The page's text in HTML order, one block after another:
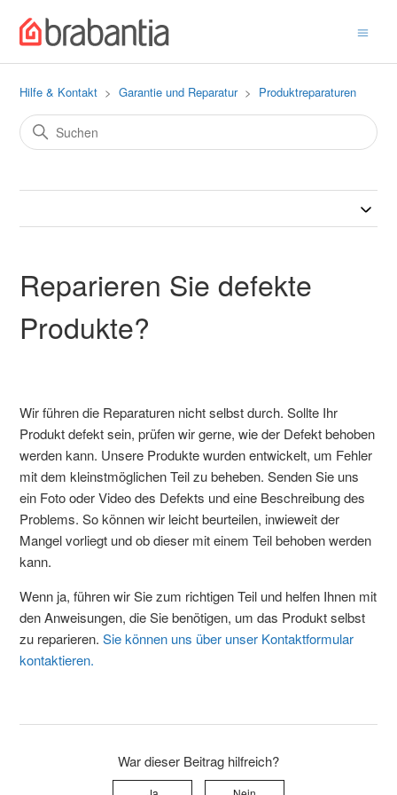
Hilfe & Kontakt Garantie und Reparatur Produktreparaturen
Reparieren Sie defekte
Produkte?
Wir führen die Reparaturen nicht selbst durch. Sollte Ihr
Produkt defekt sein, prüfen wir gerne, wie der Defekt behoben
werden kann. Unsere Produkte wurden entwickelt, um Fehler
mit dem kleinstmöglichen Teil zu beheben. Senden Sie uns
ein Foto oder Video des Defekts und eine Beschreibung des
Problems. So können wir leicht beurteilen, inwieweit der
Mangel vorliegt und ob dieser mit einem Teil behoben werden
kann.
Wenn ja, führen wir Sie zum richtigen Teil und helfen Ihnen mit
den Anweisungen, die Sie benötigen, um das Produkt selbst
zu reparieren.Sie können uns über unser Kontaktformular
kontaktieren.
War dieser Beitrag hilfreich?